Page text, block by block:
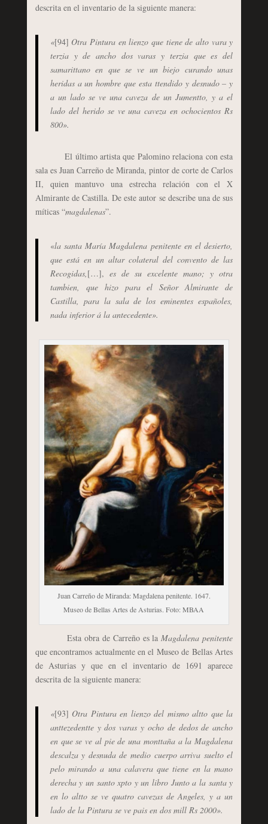
descrita en el inventario de la siguiente manera:
«[94] Otra Pintura en lienzo que tiene de alto vara y
terzia y de ancho dos varas y terzia que es del
samarittano en que se ve un biejo curando unas
heridas a un hombre que esta ttendido y desnudo – y
a un lado se ve una caveza de un Jumentto, y a el
lado del herido se ve una caveza en ochocientos Rs
800».
El último artista que Palomino relaciona con esta
sala es Juan Carreño de Miranda, pintor de corte de Carlos
II, quien mantuvo una estrecha relación con el X
Almirante de Castilla. De este autor se describe una de sus
míticas “magdalenas”.
«la santa María Magdalena penitente en el desierto,
que está en un altar colateral del convento de las
Recogidas, […], es de su excelente mano; y otra
tambien, que hizo para el Señor Almirante de
Castilla, para la sala de los eminentes españoles,
nada inferior á la antecedente».
Juan Carreño de Miranda: Magdalena penitente. 1647.
Museo de Bellas Artes de Asturias. Foto: MBAA
Esta obra de Carreño es laMagdalena penitente
que encontramos actualmente en el Museo de Bellas Artes
de Asturias y que en el inventario de 1691 aparece
descrita de la siguiente manera:
«[93] Otra Pintura en lienzo del mismo altto que la
anttezedentte y dos varas y ocho de dedos de ancho
en que se ve al pie de una monttaña a la Magdalena
descalza y desnuda de medio cuerpo arriva suelto el
pelo mirando a una calavera que tiene en la mano
derecha y un santo xpto y un libro Junto a la santa y
en lo altto se ve quatro cavezas de Angeles, y a un
lado de la Pintura se ve pais en dos mill Rs 2000».